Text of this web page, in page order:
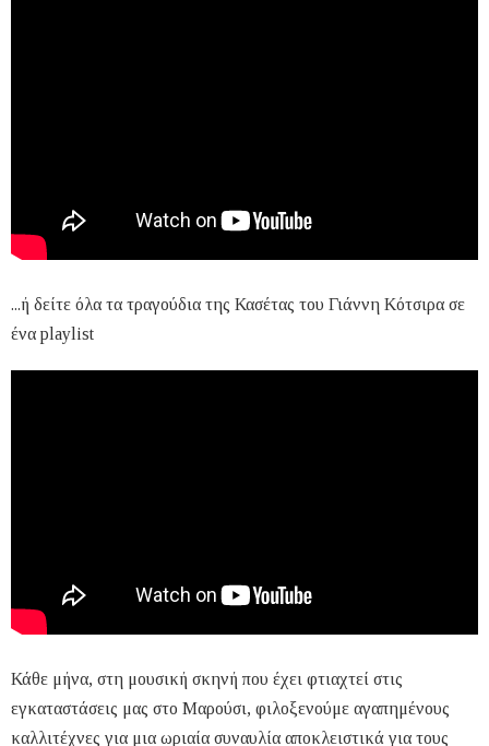
...ή δείτε όλα τα τραγούδια της Κασέτας του Γιάννη Κότσιρα σε
ένα playlist
Κάθε μήνα, στη μουσική σκηνή που έχει φτιαχτεί στις
εγκαταστάσεις μας στο Μαρούσι, φιλοξενούμε αγαπημένους
καλλιτέχνες για μια ωριαία συναυλία αποκλειστικά για τους